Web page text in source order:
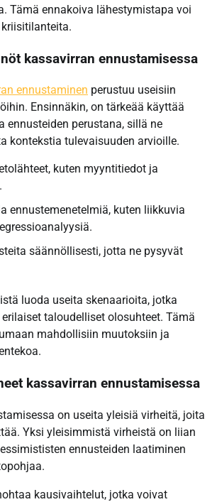
Tämä ennakoiva lähestymistapa voi
kassavirran ennustamisessa
ennustaminen perustuu useisiin
Ensinnäkin, on tärkeää käyttää
ennusteiden perustana, sillä ne
kontekstia tulevaisuuden arvioille.
kuten myyntitiedot ja
ennustemenetelmiä, kuten liikkuvia
säännöllisesti, jotta ne pysyvät
luoda useita skenaarioita, jotka
taloudelliset olosuhteet. Tämä
mahdollisiin muutoksiin ja
kassavirran ennustamisessa
on useita yleisiä virheitä, joita
Yksi yleisimmistä virheistä on liian
ennusteiden laatiminen
kausivaihtelut, jotka voivat